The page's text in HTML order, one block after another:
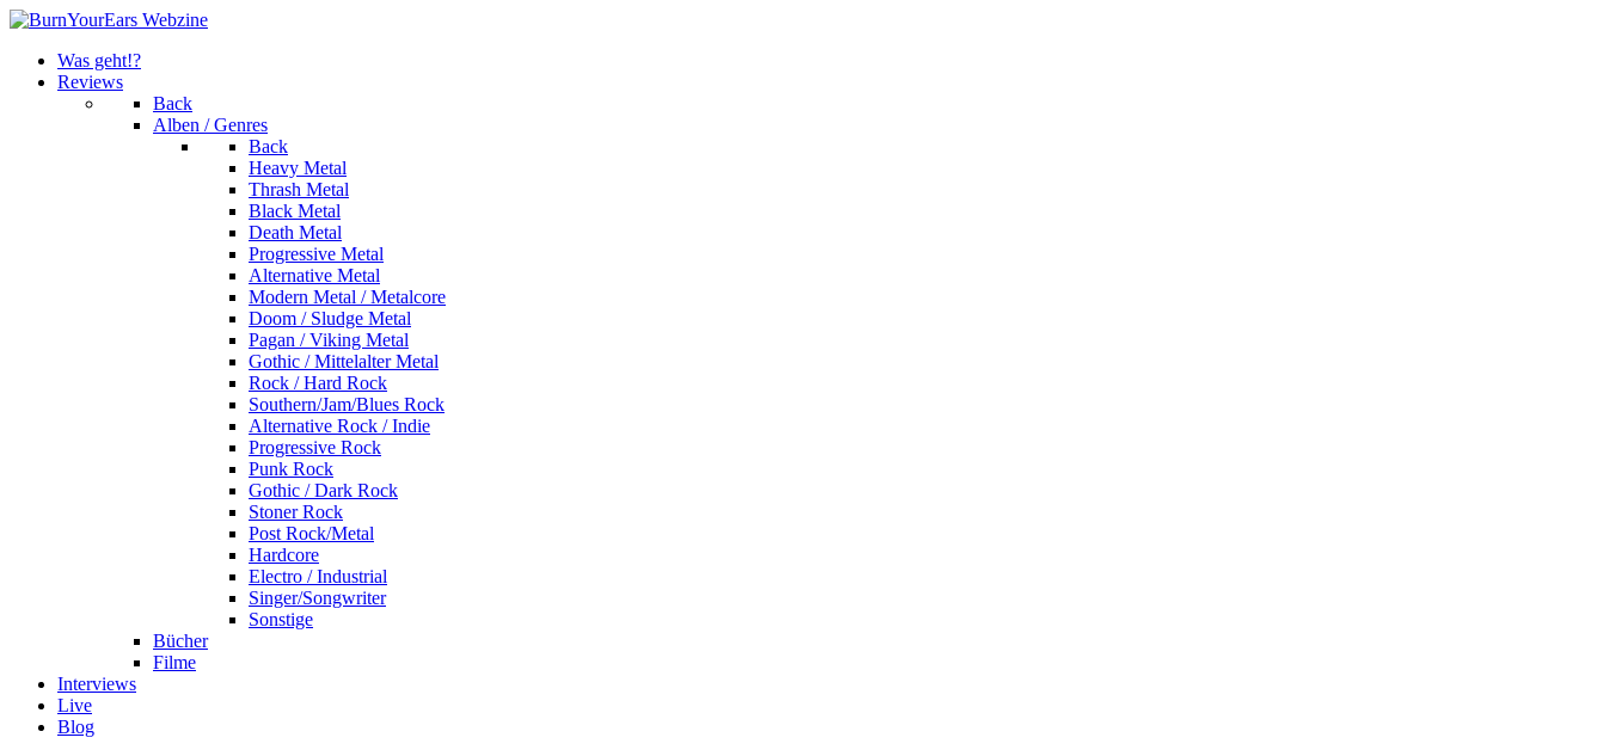
Was geht!?
Reviews
Back
Alben / Genres
Back
Heavy Metal
Thrash Metal
Black Metal
Death Metal
Progressive Metal
Alternative Metal
Modern Metal / Metalcore
Doom / Sludge Metal
Pagan / Viking Metal
Gothic / Mittelalter Metal
Rock / Hard Rock
Southern/Jam/Blues Rock
Alternative Rock / Indie
Progressive Rock
Punk Rock
Gothic / Dark Rock
Stoner Rock
Post Rock/Metal
Hardcore
Electro / Industrial
Singer/Songwriter
Sonstige
Bücher
Filme
Interviews
Live
Blog